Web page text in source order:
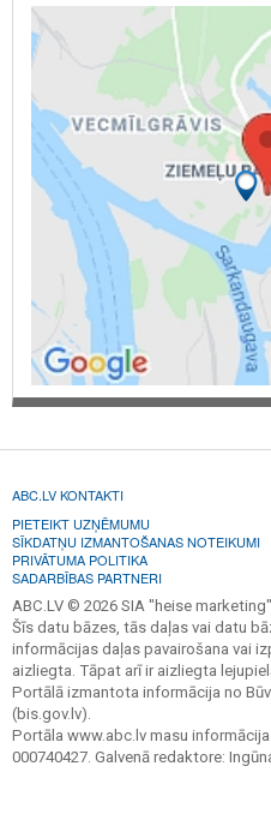
ABC.LV KONTAKTI
PIETEIKT UZŅĒMUMU
SĪKDATŅU IZMANTOŠANAS NOTEIKUMI
PRIVĀTUMA POLITIKA
SADARBĪBAS PARTNERI
ABC.LV © 2026 SIA "heise
Šīs datu bāzes, tās daļas vai datu
informācijas daļas pavairošana vai
aizliegta. Tāpat arī ir aizliegta
Portālā izmantota informācija no
(bis.gov.lv).
Portāla www.abc.lv masu
000740427. Galvenā redaktore: